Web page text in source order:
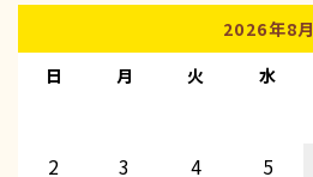
2026年8月
日
月 火 水
2
3 4 5